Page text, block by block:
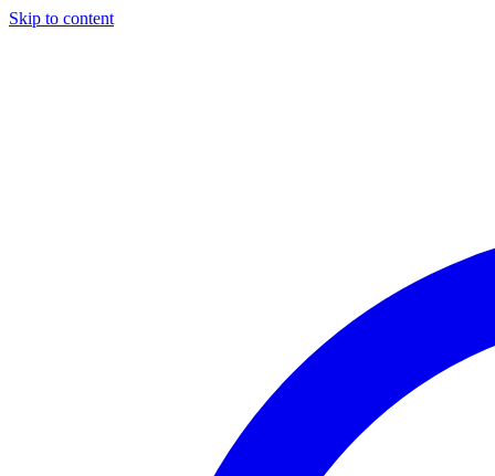
Skip to content